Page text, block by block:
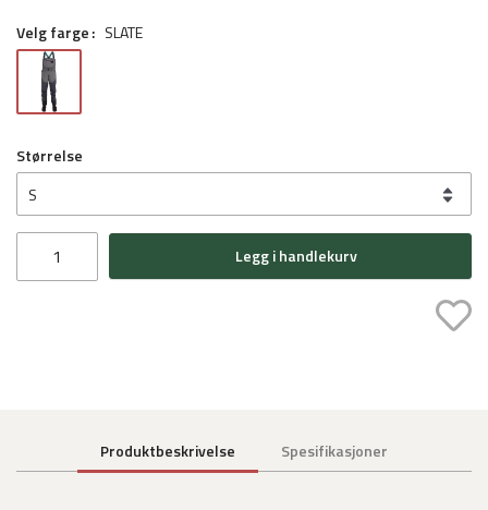
Velg farge SLATE
Størrelse
Legg i handlekurv
Produktbeskrivelse Spesifikasjoner